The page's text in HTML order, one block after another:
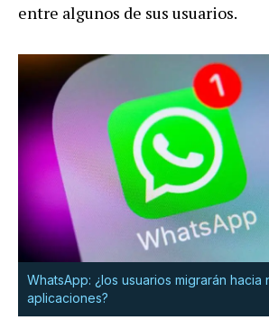
entre algunos de sus usuarios.
WhatsApp: ¿los usuarios migrarán hacia
aplicaciones?